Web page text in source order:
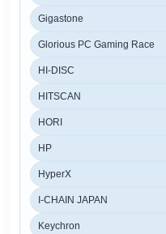
Gigastone
Glorious PC Gaming Race
HI-DISC
HITSCAN
HORI
HP
HyperX
I-CHAIN JAPAN
Keychron